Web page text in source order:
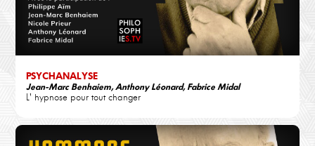
PSYCHANALYSE
Jean-Marc Benhaiem, Anthony Léonard, Fabrice Midal
L' hypnose pour tout changer